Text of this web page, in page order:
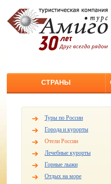
СТРАНЫ
Туры по России
Города и курорты
Отели России
Лечебные курорты
Горные лыжи
Отдых на море